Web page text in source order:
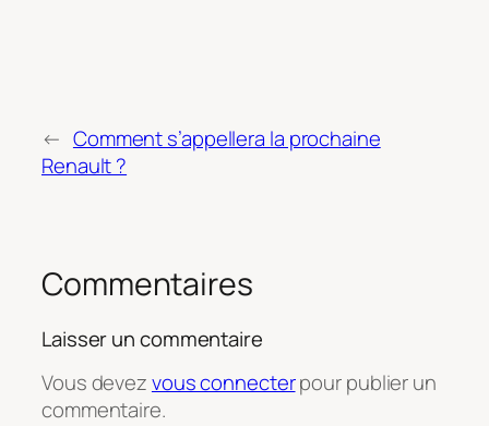
← Comment s’appellera la prochaine
Renault ?
Commentaires
Laisser un commentaire
Vous devezvous connecterpour publier un
commentaire.